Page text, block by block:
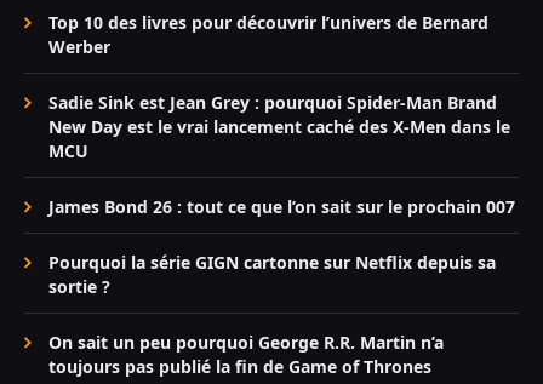
Top 10 des livres pour découvrir l’univers de Bernard
Werber
Sadie Sink est Jean Grey : pourquoi Spider-Man Brand
New Day est le vrai lancement caché des X-Men dans le
MCU
James Bond 26 : tout ce que l’on sait sur le prochain 007
Pourquoi la série GIGN cartonne sur Netflix depuis sa
sortie ?
On sait un peu pourquoi George R.R. Martin n’a
toujours pas publié la fin de Game of Thrones